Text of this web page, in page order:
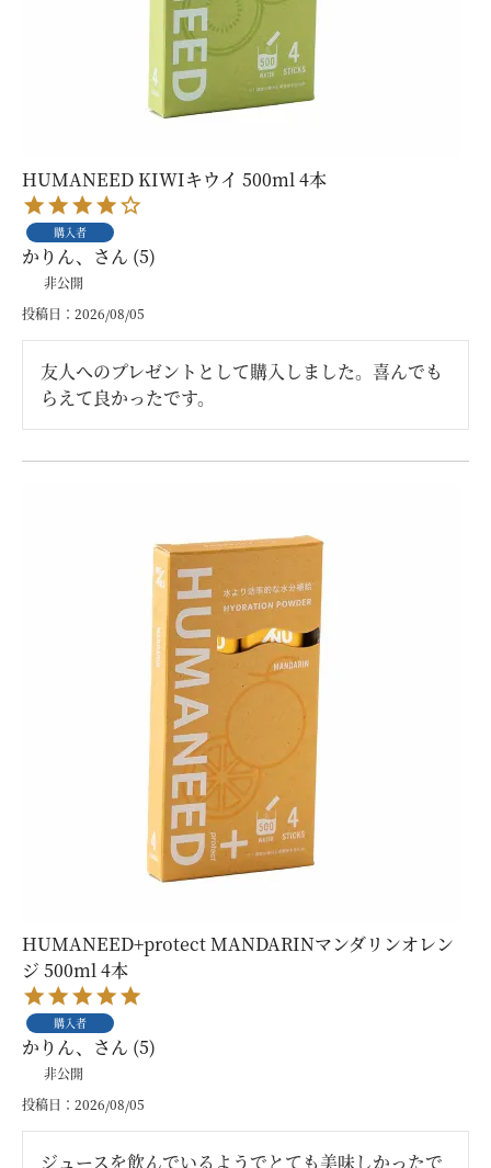
HUMANEED KIWIキウイ 500ml 4本
購入者
かりん、 5
非公開
投稿日
2026/08/05
友人へのプレゼントとして購入しました。喜んでも
らえて良かったです。
HUMANEED+protect MANDARINマンダリンオレン
ジ 500ml 4本
購入者
かりん、 5
非公開
投稿日
2026/08/05
ジュースを飲んでいるようでとても美味しかったで